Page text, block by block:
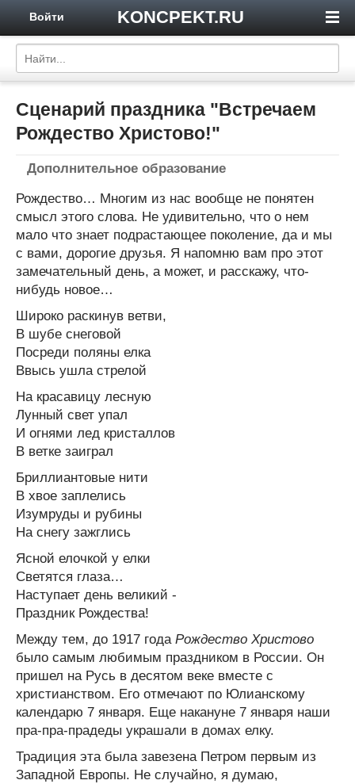
KONCPEKT.RU
Войти
Сценарий праздника "Встречаем
Рождество Христово!"
Дополнительное образование
Рождество… Многим из нас вообще не понятен
смысл этого слова. Не удивительно, что о нем
мало что знает подрастающее поколение, да и мы
с вами, дорогие друзья. Я напомню вам про этот
замечательный день, а может, и расскажу, что-
нибудь новое…
Широко раскинув ветви,
В шубе снеговой
Посреди поляны елка
Ввысь ушла стрелой
На красавицу лесную
Лунный свет упал
И огнями лед кристаллов
В ветке заиграл
Бриллиантовые нити
В хвое заплелись
Изумруды и рубины
На снегу зажглись
Ясной елочкой у елки
Светятся глаза…
Наступает день великий -
Праздник Рождества!
Между тем, до 1917 года Рождество Христово
было самым любимым праздником в России. Он
пришел на Русь в десятом веке вместе с
христианством. Его отмечают по Юлианскому
календарю 7 января. Еще накануне 7 января наши
пра-пра-прадеды украшали в домах елку.
Традиция эта была завезена Петром первым из
Западной Европы. Не случайно, я думаю,